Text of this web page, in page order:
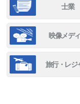
士業
映像メデ
旅行・レジ